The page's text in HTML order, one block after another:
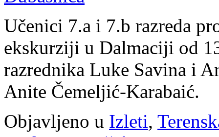
Učenici 7.a i 7.b razreda
ekskurziji u Dalmaciji od
razrednika Luke Savina i
Anite Čemeljić-Karabaić.
Objavljeno u Izleti,